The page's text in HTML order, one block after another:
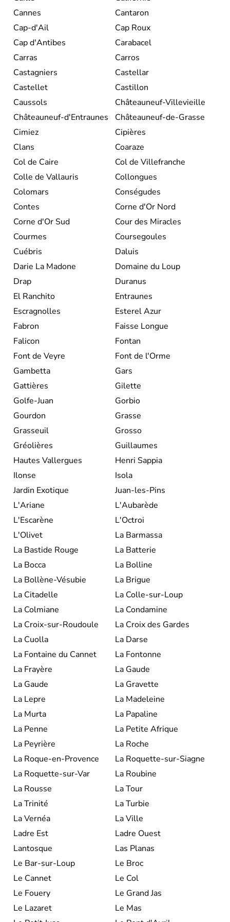
Cannes
Cantaron
Cap-d'Ail
Cap Roux
Cap d'Antibes
Carabacel
Carras
Carros
Castagniers
Castellar
Castellet
Castillon
Caussols
Châteauneuf-Villevieille
Châteauneuf-d'Entraunes
Châteauneuf-de-Grasse
Cimiez
Cipières
Clans
Coaraze
Col de Caire
Col de Villefranche
Colle de Vallauris
Collongues
Colomars
Conségudes
Contes
Corne d'Or Nord
Corne d'Or Sud
Cour des Miracles
Courmes
Coursegoules
Cuébris
Daluis
Darie La Madone
Domaine du Loup
Drap
Duranus
El Ranchito
Entraunes
Escragnolles
Esterel Azur
Fabron
Faisse Longue
Falicon
Fontan
Font de Veyre
Font de l'Orme
Gambetta
Gars
Gattières
Gilette
Golfe-Juan
Gorbio
Gourdon
Grasse
Grasseuil
Grosso
Gréolières
Guillaumes
Hautes Vallergues
Henri Sappia
Ilonse
Isola
Jardin Exotique
Juan-les-Pins
L'Ariane
L'Aubarède
L'Escarène
L'Octroi
L'Olivet
La Barmassa
La Bastide Rouge
La Batterie
La Bocca
La Bolline
La Bollène-Vésubie
La Brigue
La Citadelle
La Colle-sur-Loup
La Colmiane
La Condamine
La Croix-sur-Roudoule
La Croix des Gardes
La Cuolla
La Darse
La Fontaine du Cannet
La Fontonne
La Frayère
La Gaude
La Gaude
La Gravette
La Lepre
La Madeleine
La Murta
La Papaline
La Penne
La Petite Afrique
La Peyrière
La Roche
La Roque-en-Provence
La Roquette-sur-Siagne
La Roquette-sur-Var
La Roubine
La Rousse
La Tour
La Trinité
La Turbie
La Vernéa
La Ville
Ladre Est
Ladre Ouest
Lantosque
Las Planas
Le Bar-sur-Loup
Le Broc
Le Cannet
Le Col
Le Fouery
Le Grand Jas
Le Lazaret
Le Mas